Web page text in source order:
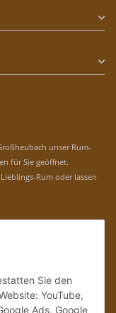
unser Rum-
für Sie geöffnet.
Rum oder lassen
Rum-News!
regelmäßig und
per E-Mail zu.
Sie den
YouTube,
Ads, Google